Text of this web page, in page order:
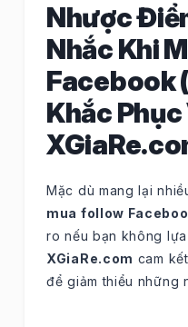
Nhược
Nhắc Khi
Facebook
Khắc Phục
Mặc dù mang lại
mua follow
ro nếu bạn không
XGiaRe.com cam
để giảm thiểu những